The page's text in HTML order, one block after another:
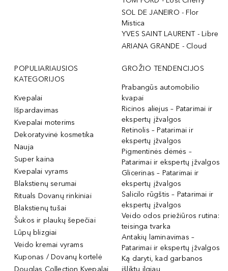
SOL DE JANEIRO - Flor
Mistica
YVES SAINT LAURENT - Libre
ARIANA GRANDE - Cloud
POPULIARIAUSIOS
KATEGORIJOS
Kvepalai
Išpardavimas
Kvepalai moterims
Dekoratyvinė kosmetika
Nauja
Super kaina
Kvepalai vyrams
Blakstienų serumai
Rituals Dovanų rinkiniai
Blakstienų tušai
Šukos ir plaukų šepečiai
Lūpų blizgiai
Veido kremai vyrams
Kuponas / Dovanų kortelė
Douglas Collection Kvepalai
GROŽIO TENDENCIJOS
Prabangūs automobilio
kvapai
Ricinos aliejus – Patarimai ir
ekspertų įžvalgos
Retinolis – Patarimai ir
ekspertų įžvalgos
Pigmentinės dėmės –
Patarimai ir ekspertų įžvalgos
Glicerinas – Patarimai ir
ekspertų įžvalgos
Salicilo rūgštis – Patarimai ir
ekspertų įžvalgos
Veido odos priežiūros rutina:
teisinga tvarka
Antakių laminavimas –
Patarimai ir ekspertų įžvalgos
Ką daryti, kad garbanos
išliktų ilgiau